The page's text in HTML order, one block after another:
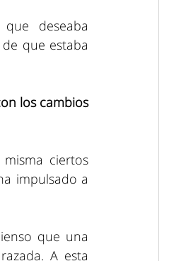
deseaba
que estaba
los cambios
ciertos
impulsado a
que una
A esta